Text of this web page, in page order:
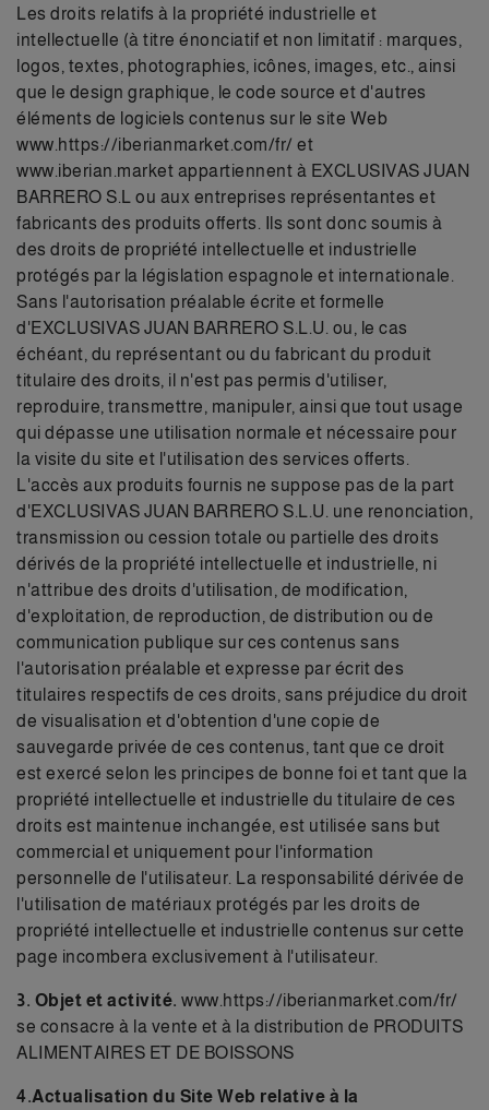
Les droits relatifs à la propriété industrielle et
intellectuelle (à titre énonciatif et non limitatif : marques,
logos, textes, photographies, icônes, images, etc., ainsi
que le design graphique, le code source et d'autres
éléments de logiciels contenus sur le site Web
www.https://iberianmarket.com/fr/ et
www.iberian.market appartiennent à EXCLUSIVAS JUAN
BARRERO S.L ou aux entreprises représentantes et
fabricants des produits offerts. Ils sont donc soumis à
des droits de propriété intellectuelle et industrielle
protégés par la législation espagnole et internationale.
Sans l'autorisation préalable écrite et formelle
d'EXCLUSIVAS JUAN BARRERO S.L.U. ou, le cas
échéant, du représentant ou du fabricant du produit
titulaire des droits, il n'est pas permis d'utiliser,
reproduire, transmettre, manipuler, ainsi que tout usage
qui dépasse une utilisation normale et nécessaire pour
la visite du site et l'utilisation des services offerts.
L'accès aux produits fournis ne suppose pas de la part
d'EXCLUSIVAS JUAN BARRERO S.L.U. une renonciation,
transmission ou cession totale ou partielle des droits
dérivés de la propriété intellectuelle et industrielle, ni
n'attribue des droits d'utilisation, de modification,
d'exploitation, de reproduction, de distribution ou de
communication publique sur ces contenus sans
l'autorisation préalable et expresse par écrit des
titulaires respectifs de ces droits, sans préjudice du droit
de visualisation et d'obtention d'une copie de
sauvegarde privée de ces contenus, tant que ce droit
est exercé selon les principes de bonne foi et tant que la
propriété intellectuelle et industrielle du titulaire de ces
droits est maintenue inchangée, est utilisée sans but
commercial et uniquement pour l'information
personnelle de l'utilisateur. La responsabilité dérivée de
l'utilisation de matériaux protégés par les droits de
propriété intellectuelle et industrielle contenus sur cette
page incombera exclusivement à l'utilisateur.
3. Objet et activité. www.https://iberianmarket.com/fr/
se consacre à la vente et à la distribution de PRODUITS
ALIMENTAIRES ET DE BOISSONS
4.Actualisation du Site Web relative à la